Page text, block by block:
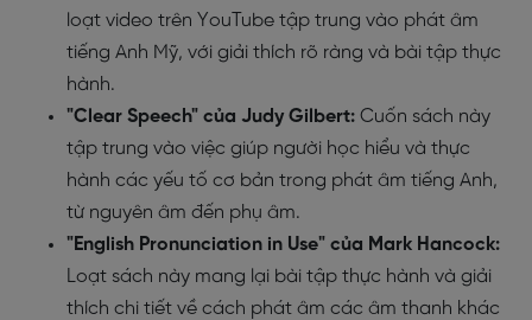
loạt video trên YouTube tập trung vào phát âm
tiếng Anh Mỹ, với giải thích rõ ràng và bài tập thực
hành.
"Clear Speech" của Judy Gilbert: Cuốn sách này
tập trung vào việc giúp người học hiểu và thực
hành các yếu tố cơ bản trong phát âm tiếng Anh,
từ nguyên âm đến phụ âm.
"English Pronunciation in Use" của Mark Hancock:
Loạt sách này mang lại bài tập thực hành và giải
thích chi tiết về cách phát âm các âm thanh khác